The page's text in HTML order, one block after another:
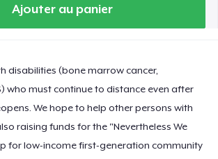
Ajouter au panier
disabilities (bone marrow cancer,
who must continue to distance even after
We hope to help other persons with
raising funds for the "Nevertheless We
for low-income first-generation community